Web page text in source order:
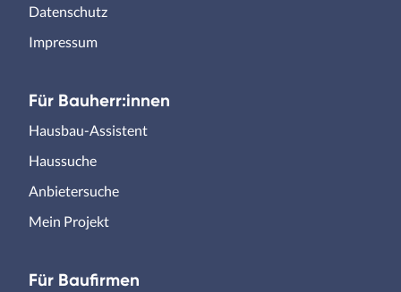
Datenschutz
Impressum
Für Bauherr:innen
Hausbau-Assistent
Haussuche
Anbietersuche
Mein Projekt
Für Baufirmen